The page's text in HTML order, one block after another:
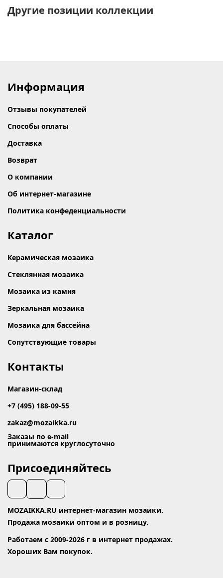
Другие позиции коллекции
Информация
Отзывы покупателей
Способы оплаты
Доставка
Возврат
О компании
Об интернет-магазине
Политика конфеденциальности
Каталог
Керамическая мозаика
Стеклянная мозаика
Мозаика из камня
Зеркальная мозаика
Мозаика для бассейна
Сопутствующие товары
Контакты
Магазин-склад
+7 (495) 188-09-55
zakaz@mozaikka.ru
Заказы по e-mail
принимаются круглосуточно
Присоединяйтесь
MOZAIKKA.RU интернет-магазин мозаики.
Продажа мозаики оптом и в розницу.
Работаем с 2009-2026 г в интернет продажах.
Хороших Вам покупок.